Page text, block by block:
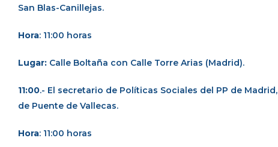
San Blas-Canillejas.
Hora: 11:00 horas
Lugar: Calle Boltaña con Calle Torre Arias (Madrid).
11:00.- El secretario de Políticas Sociales del PP de Madrid,
de Puente de Vallecas.
Hora: 11:00 horas